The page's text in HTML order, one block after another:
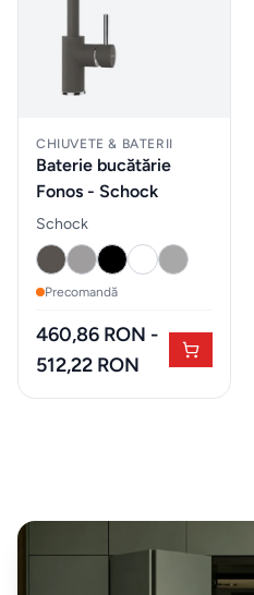
showroom
Iluminat
decorativ
Fotolii
CHIUVETE & BATERII
Baterie bucătărie
Fonos - Schock
Schock
Precomandă
460,86 RON -
512,22 RON